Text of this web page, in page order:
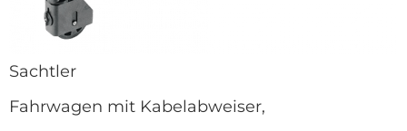
Sachtler
Fahrwagen mit Kabelabweiser,